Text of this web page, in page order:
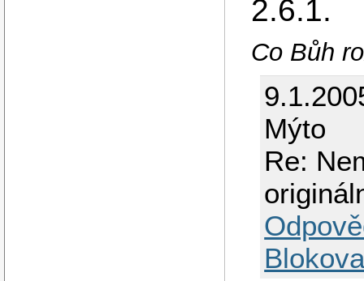
2.6.1.
Co Bůh
Mýto
Re: